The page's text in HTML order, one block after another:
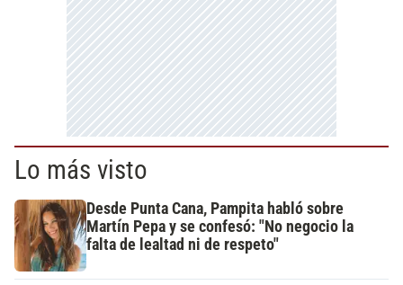
Lo más visto
Desde Punta Cana, Pampita habló sobre
Martín Pepa y se confesó: "No negocio la
falta de lealtad ni de respeto"